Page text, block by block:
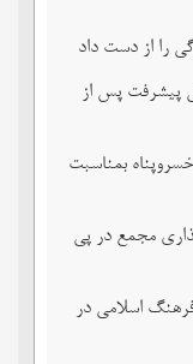
را از دست داد
پیشرفت پس از
بمناسبت
مجمع در پی
اسلامی در